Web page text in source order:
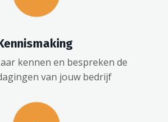
kennen en bespreken de
van jouw bedrijf